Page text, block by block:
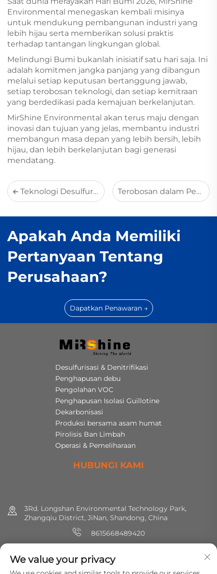
Environmental menegaskan kembali misinya
untuk mendukung pembangunan industri yang
lebih hijau serta memberikan solusi praktis
terhadap tantangan lingkungan global.
Melindungi Bumi bukanlah inisiatif satu hari saja. Ini
adalah komitmen jangka panjang yang dibangun
melalui setiap keputusan bertanggung jawab,
setiap terobosan teknologi, dan setiap kemitraan
yang berdedikasi pada kemajuan berkelanjutan.
MirShine Environmental akan terus maju dengan
inovasi dan tujuan yang jelas, membantu industri
membangun masa depan yang lebih bersih, lebih
hijau, dan lebih berkelanjutan bagi generasi
mendatang.
Teknologi Desulfurisasi Berbasis Amonia MirShine Membantu Industri Mencapai Standar Emisi Ultra-Rendah Terobosan dalam Pengendalian Pencemaran Udara: Bagaimana Teknologi "Injeksi Amonia dalam Medium Asam" MirShine Menghilangkan Kebocoran Amonia dan Aerosol
Apakah Anda Memiliki
Pertanyaan Tentang
Perusahaan?
Dapatkan Penawaran →
Desulfurisasi & Denitrifikasi
Penghapusan debu
Pengolahan VOC
Penghapusan Isolasi Guillotine
Dekarbonisasi
Produksi bersama asam humat
Pirolisis Ban Limbah
Operasi & Pemeliharaan
HUBUNGI KAMI
3Rd. Longshan Environmental Technology Park,
Zhangqiu District, JiNan, Shandong, China
8615668489420
[email protected]
We value your privacy